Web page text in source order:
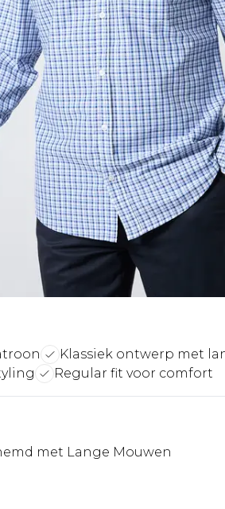
Klassiek ontwerp met
Regular fit voor comfort
met Lange Mouwen